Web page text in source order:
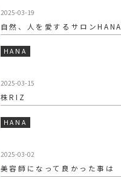
2025-03-19
自然、人を愛するサロンHANA
HANA
2025-03-15
株RIZ
HANA
2025-03-02
美容師になって良かった事は️